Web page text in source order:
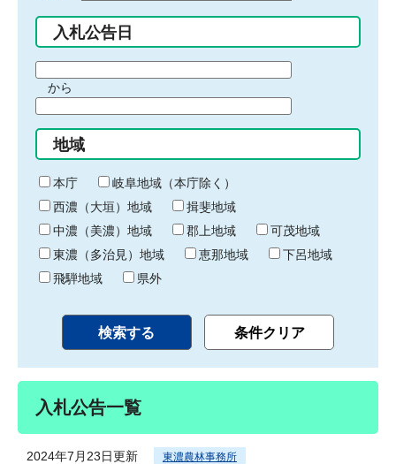
入札公告日
間
始
り
から
間
終
わ
り
地域
本庁
岐阜地域（本庁除く）
西濃（大垣）地域
揖斐地域
中濃（美濃）地域
郡上地域
可茂地域
東濃（多治見）地域
恵那地域
下呂地域
飛騨地域
県外
入札公告一覧
2024年7月23日更新 東濃農林事務所